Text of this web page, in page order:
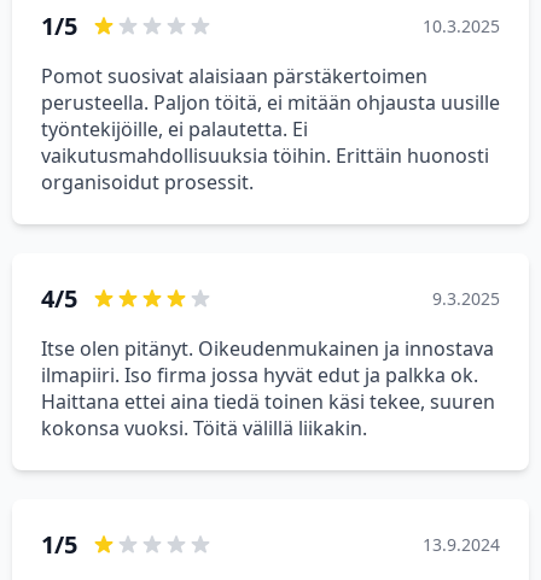
1/5 10.3.2025
Pomot suosivat alaisiaan pärstäkertoimen
perusteella. Paljon töitä, ei mitään ohjausta uusille
työntekijöille, ei palautetta. Ei
vaikutusmahdollisuuksia töihin. Erittäin huonosti
organisoidut prosessit.
4/5 9.3.2025
Itse olen pitänyt. Oikeudenmukainen ja innostava
ilmapiiri. Iso firma jossa hyvät edut ja palkka ok.
Haittana ettei aina tiedä toinen käsi tekee, suuren
kokonsa vuoksi. Töitä välillä liikakin.
1/5 13.9.2024